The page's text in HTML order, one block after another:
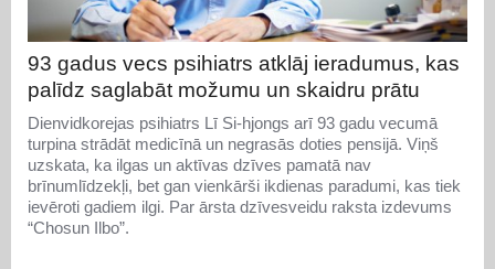
93 gadus vecs psihiatrs atklāj ieradumus, kas
palīdz saglabāt možumu un skaidru prātu
Dienvidkorejas psihiatrs Lī Si-hjongs arī 93 gadu vecumā
turpina strādāt medicīnā un negrasās doties pensijā. Viņš
uzskata, ka ilgas un aktīvas dzīves pamatā nav
brīnumlīdzekļi, bet gan vienkārši ikdienas paradumi, kas tiek
ievēroti gadiem ilgi. Par ārsta dzīvesveidu raksta izdevums
“Chosun Ilbo”.